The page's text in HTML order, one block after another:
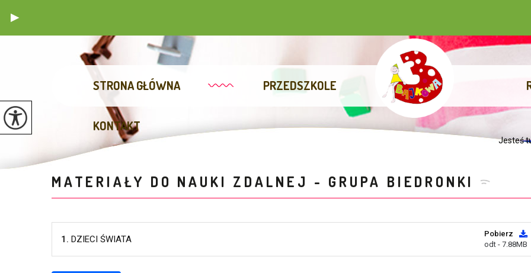
STRONA GŁÓWNA PRZEDSZKOLE
KONTAKT
Jesteś
MATERIAŁY DO NAUKI ZDALNEJ - GRUPA BIEDRONKI
1. DZIECI ŚWIATA
Pobierz
odt - 7.88MB